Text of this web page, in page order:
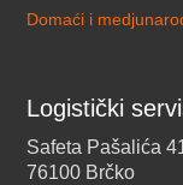
Domaći i
Logistički
Safeta Pašalića
76100 Brčko